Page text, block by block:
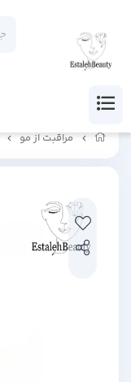
مراقبت از مو